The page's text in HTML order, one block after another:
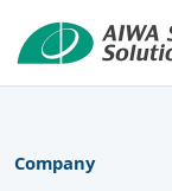
Company